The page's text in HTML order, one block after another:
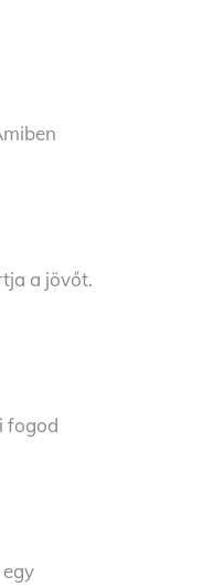
a jövőt.
fogod